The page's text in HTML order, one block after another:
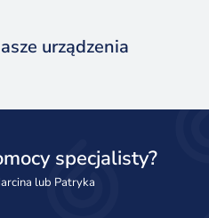
urządzenia
specjalisty?
lub Patryka